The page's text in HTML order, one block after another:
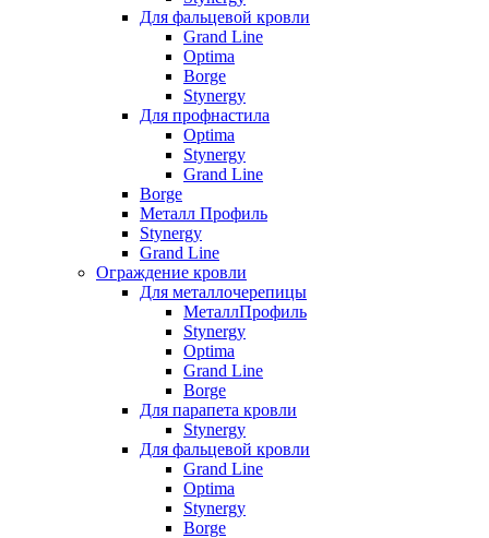
Для фальцевой кровли
Grand Line
Optima
Borge
Stynergy
Для профнастила
Optima
Stynergy
Grand Line
Borge
Металл Профиль
Stynergy
Grand Line
Ограждение кровли
Для металлочерепицы
МеталлПрофиль
Stynergy
Optima
Grand Line
Borge
Для парапета кровли
Stynergy
Для фальцевой кровли
Grand Line
Optima
Stynergy
Borge